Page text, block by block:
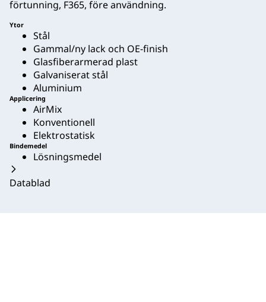
förtunning, F365, före användning.
Ytor
Stål
Gammal/ny lack och OE-finish
Glasfiberarmerad plast
Galvaniserat stål
Aluminium
Applicering
AirMix
Konventionell
Elektrostatisk
Bindemedel
Lösningsmedel
Datablad